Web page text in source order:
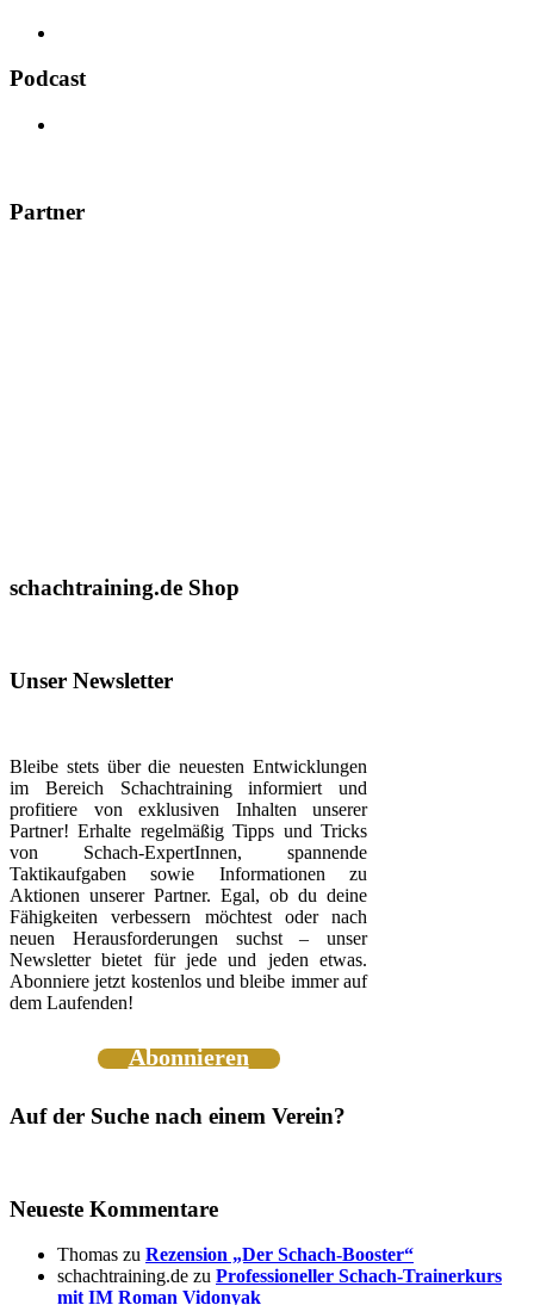
Podcast
Partner
schachtraining.de Shop
Unser Newsletter
Bleibe stets über die neuesten Entwicklungen
im Bereich Schachtraining informiert und
profitiere von exklusiven Inhalten unserer
Partner! Erhalte regelmäßig Tipps und Tricks
von Schach-ExpertInnen, spannende
Taktikaufgaben sowie Informationen zu
Aktionen unserer Partner. Egal, ob du deine
Fähigkeiten verbessern möchtest oder nach
neuen Herausforderungen suchst – unser
Newsletter bietet für jede und jeden etwas.
Abonniere jetzt kostenlos und bleibe immer auf
dem Laufenden!
Abonnieren
Auf der Suche nach einem Verein?
Neueste Kommentare
Thomas zu Rezension „Der Schach-Booster“
schachtraining.de zu Professioneller Schach-Trainerkurs
mit IM Roman Vidonyak